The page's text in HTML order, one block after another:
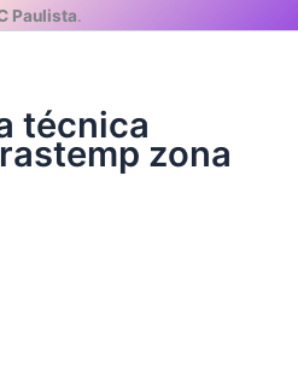
Paulista.
técnica
zona